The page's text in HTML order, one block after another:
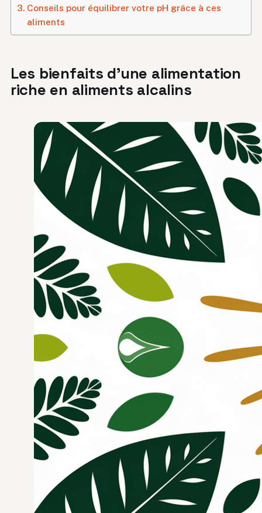
Conseils pour équilibrer votre pH grâce à ces
aliments
Les bienfaits d’une alimentation
riche en aliments alcalins